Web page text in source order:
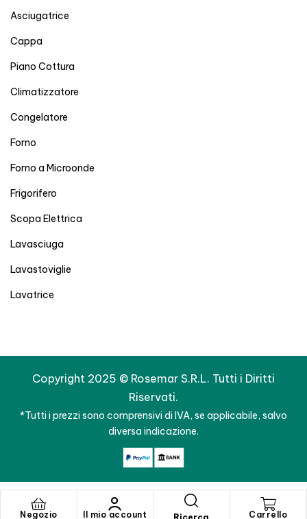
Negozio Il mio account Carrello
Asciugatrice
Cappa
Piano Cottura
Climatizzatore
Congelatore
Forno
Forno a Microonde
Frigorifero
Scopa Elettrica
Lavasciuga
Lavastoviglie
Lavatrice
Copyright 2025 © Rosemar S.R.L. Tutti i Diritti
Riservati.
*Tutti i prezzi sono comprensivi di IVA, se applicabile, salvo
diversa indicazione.